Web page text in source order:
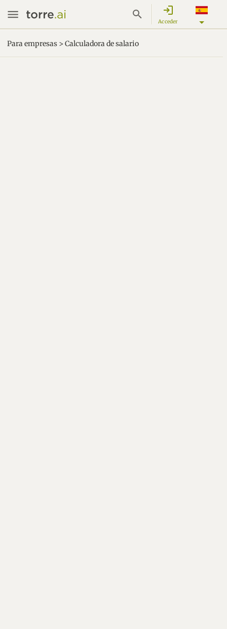
login
Acceder
Para empresas > Calculadora de salario